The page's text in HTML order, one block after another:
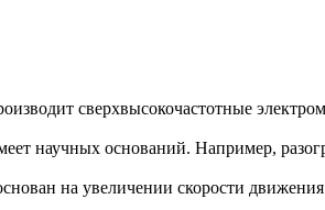
сверхвысокочастотные
научных оснований. Например,
на увеличении скорости